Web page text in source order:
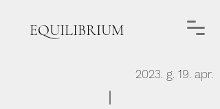
EQUILIBRIUM
2023. g. 19. apr.